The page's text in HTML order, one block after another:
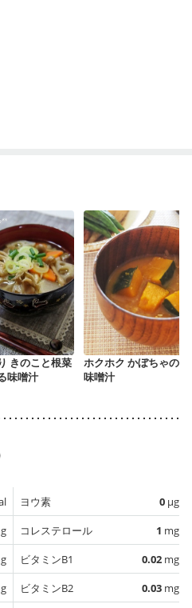
きのこと根菜
味噌汁
ホクホク かぼちゃのお
味噌汁
g
g
g
ヨウ素 0 µg
コレステロール
1 mg
ビタミンB1
0.02 mg
ビタミンB2
0.03 mg